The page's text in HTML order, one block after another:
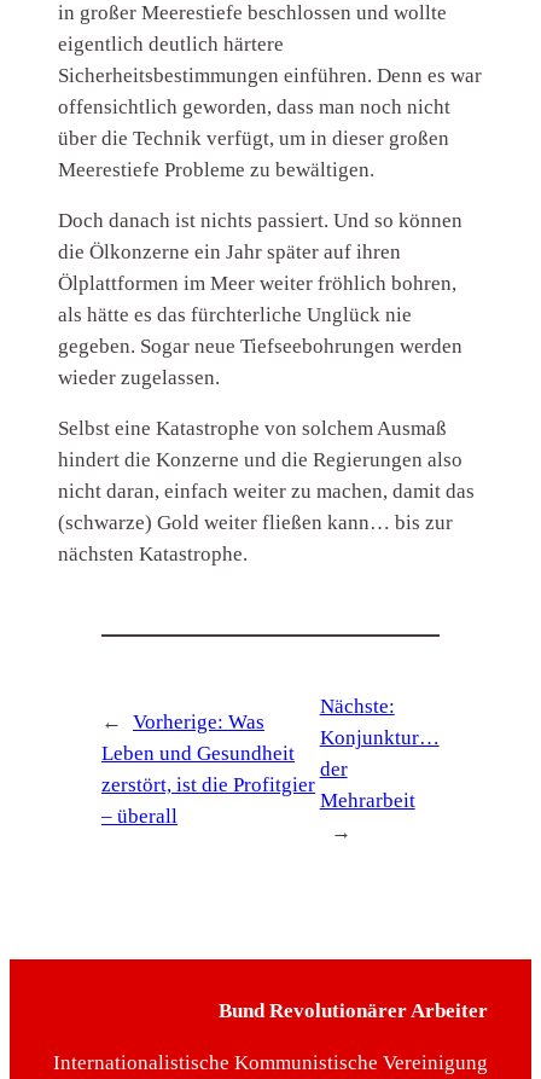
in großer Meerestiefe beschlossen und wollte
eigentlich deutlich härtere
Sicherheitsbestimmungen einführen. Denn es war
offensichtlich geworden, dass man noch nicht
über die Technik verfügt, um in dieser großen
Meerestiefe Probleme zu bewältigen.
Doch danach ist nichts passiert. Und so können
die Ölkonzerne ein Jahr später auf ihren
Ölplattformen im Meer weiter fröhlich bohren,
als hätte es das fürchterliche Unglück nie
gegeben. Sogar neue Tiefseebohrungen werden
wieder zugelassen.
Selbst eine Katastrophe von solchem Ausmaß
hindert die Konzerne und die Regierungen also
nicht daran, einfach weiter zu machen, damit das
(schwarze) Gold weiter fließen kann… bis zur
nächsten Katastrophe.
← Vorherige: Was
Leben und Gesundheit
zerstört, ist die Profitgier
– überall
Nächste:
Konjunktur…
der
Mehrarbeit
→
Bund Revolutionärer Arbeiter
Internationalistische Kommunistische Vereinigung